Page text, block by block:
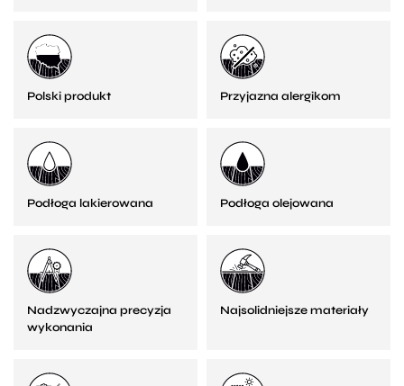
Polski produkt Przyjazna alergikom
Podłoga lakierowana Podłoga olejowana
Nadzwyczajna precyzja
wykonania
Najsolidniejsze materiały